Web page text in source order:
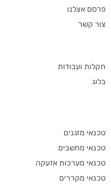
פרסם אצלנו
צור קשר
תקלות ועבודות
בלוג
טכנאי מזגנים
טכנאי מחשבים
טכנאי מערכות אזעקה
טכנאי מקררים